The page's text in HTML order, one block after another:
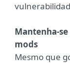
Mantenha-
mods
Mesmo que